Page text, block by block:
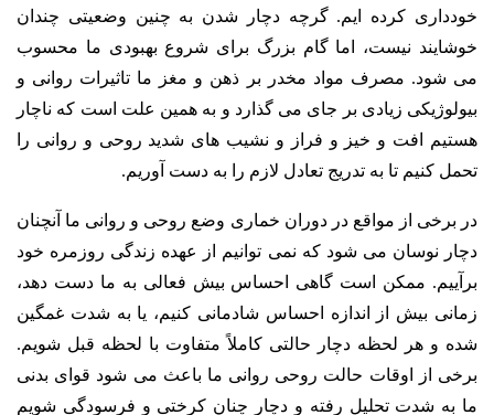
خودداری کرده ایم. گرچه دچار شدن به چنین وضعیتی چندان
خوشایند نیست، اما گام بزرگ برای شروع بهبودی ما محسوب
می شود. مصرف مواد مخدر بر ذهن و مغز ما تاثیرات روانی و
بیولوژیکی زیادی بر جای می گذارد و به همین علت است که ناچار
هستیم افت و خیز و فراز و نشیب های شدید روحی و روانی را
تحمل کنیم تا به تدریج تعادل لازم را به دست آوریم.
در برخی از مواقع در دوران خماری وضع روحی و روانی ما آنچنان
دچار نوسان می شود که نمی توانیم از عهده زندگی روزمره خود
برآییم. ممکن است گاهی احساس بیش فعالی به ما دست دهد،
زمانی بیش از اندازه احساس شادمانی کنیم، یا به شدت غمگین
شده و هر لحظه دچار حالتی کاملاً متفاوت با لحظه قبل شویم.
برخی از اوقات حالت روحی روانی ما باعث می شود قوای بدنی
ما به شدت تحلیل رفته و دچار چنان کرختی و فرسودگی شویم